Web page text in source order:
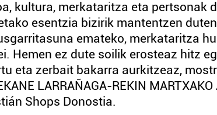
kultura, merkataritza eta pertsonak
esentzia bizirik mantentzen
emateko, merkataritza
Hemen ez dute soilik erosteaz hitz
eta zerbait bakarra aurkitzeaz,
LARRAÑAGA-REKIN MARTXAKO
Shops Donostia.